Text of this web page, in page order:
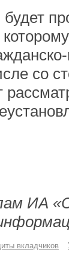
со
ИА
вкладчиков